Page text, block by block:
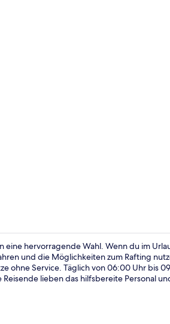
eine hervorragende Wahl. Wenn du im
und die Möglichkeiten zum Rafting
ohne Service. Täglich von 06:00 Uhr bis
lieben das hilfsbereite Personal